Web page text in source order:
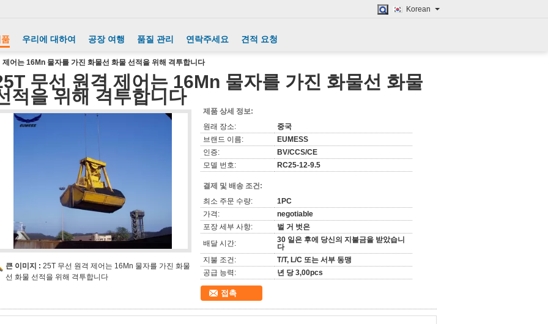
Korean
우리에 대하여 공장 여행 품질 관리 연락주세요 견적 요청
제어는 16Mn 물자를 가진 화물선 화물 선적을 위해 격투합니다
무선 원격 제어는 16Mn 물자를 가진 화물선 화물
적을 위해 격투합니다
큰 이미지 : 25T 무선 원격 제어는 16Mn 물자를 가진 화물
선 화물 선적을 위해 격투합니다
제품 상세 정보:
원래 장소:
중국
브랜드 이름:
EUMESS
인증:
BV/CCS/CE
모델 번호:
RC25-12-9.5
결제 및 배송 조건:
최소 주문 수량:
1PC
가격:
negotiable
포장 세부 사항:
벌 거 벗은
배달 시간:
30 일은 후에 당신의 지불금을 받았습니
다
지불 조건:
T/T, L/C 또는 서부 동맹
공급 능력:
년 당 3,00pcs
접촉